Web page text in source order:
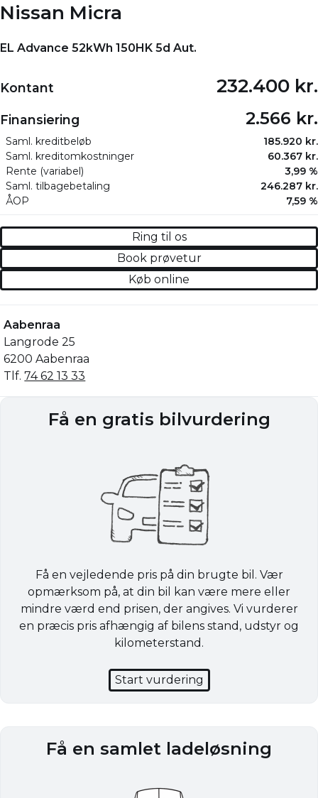
Nissan Micra
EL Advance 52kWh 150HK 5d Aut.
Kontant 232.400 kr.
Finansiering 2.566 kr.
Saml. kreditbeløb
185.920 kr.
Saml. kreditomkostninger
60.367 kr.
Rente (variabel)
3,99 %
Saml. tilbagebetaling
246.287 kr.
ÅOP
7,59 %
Ring til os
Book prøvetur
Køb online
Aabenraa
Langrode 25
6200 Aabenraa
Tlf.74 62 13 33
Få en gratis bilvurdering
Få en vejledende pris på din brugte bil. Vær
opmærksom på, at din bil kan være mere eller
mindre værd end prisen, der angives. Vi vurderer
en præcis pris afhængig af bilens stand, udstyr og
kilometerstand.
Start vurdering
Få en samlet ladeløsning